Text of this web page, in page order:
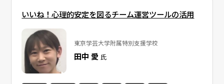
いいね！心理的安定を図るチーム運営ツールの活用
東京学芸大学附属特別支援学校
田中 愛 氏